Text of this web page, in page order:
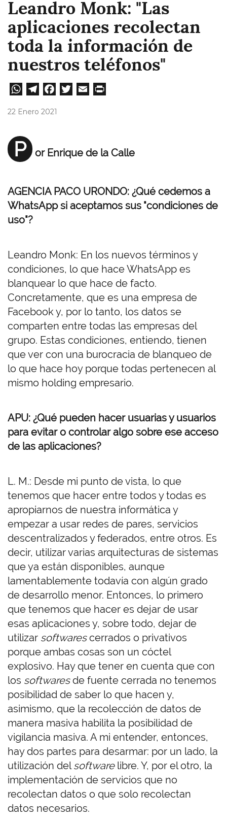
Leandro Monk: "Las
aplicaciones recolectan
toda la información de
nuestros teléfonos"
W
A
pp
Te
m
Fa
22 Enero 2021
P or Enrique de la Calle
AGENCIA PACO URONDO: ¿Qué cedemos a
WhatsApp si aceptamos sus "condiciones de
uso"?
Leandro Monk: En los nuevos términos y
condiciones, lo que hace WhatsApp es
blanquear lo que hace de facto.
Concretamente, que es una empresa de
Facebook y, por lo tanto, los datos se
comparten entre todas las empresas del
grupo. Estas condiciones, entiendo, tienen
que ver con una burocracia de blanqueo de
lo que hace hoy porque todas pertenecen al
mismo holding empresario.
APU: ¿Qué pueden hacer usuarias y usuarios
para evitar o controlar algo sobre ese acceso
de las aplicaciones?
L. M.: Desde mi punto de vista, lo que
tenemos que hacer entre todos y todas es
apropiarnos de nuestra informática y
empezar a usar redes de pares, servicios
descentralizados y federados, entre otros. Es
decir, utilizar varias arquitecturas de sistemas
que ya están disponibles, aunque
lamentablemente todavía con algún grado
de desarrollo menor. Entonces, lo primero
que tenemos que hacer es dejar de usar
esas aplicaciones y, sobre todo, dejar de
utilizar softwarescerrados o privativos
porque ambas cosas son un cóctel
explosivo. Hay que tener en cuenta que con
los softwaresde fuente cerrada no tenemos
posibilidad de saber lo que hacen y,
asimismo, que la recolección de datos de
manera masiva habilita la posibilidad de
vigilancia masiva. A mi entender, entonces,
hay dos partes para desarmar: por un lado, la
utilización delsoftwarelibre. Y, por el otro, la
implementación de servicios que no
recolectan datos o que solo recolectan
datos necesarios.